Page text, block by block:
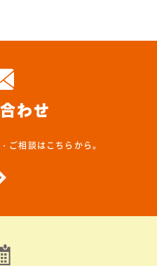
わせ
ご相談はこちらから。